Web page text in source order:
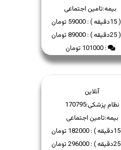
بیمه:تامین اجتماعی
( 15دقیقه ) : 59000 تومان
( 25دقیقه ) : 89000 تومان
: 101000 تومان
آنلاین
نظام پزشکی:170795
بیمه:تامین اجتماعی